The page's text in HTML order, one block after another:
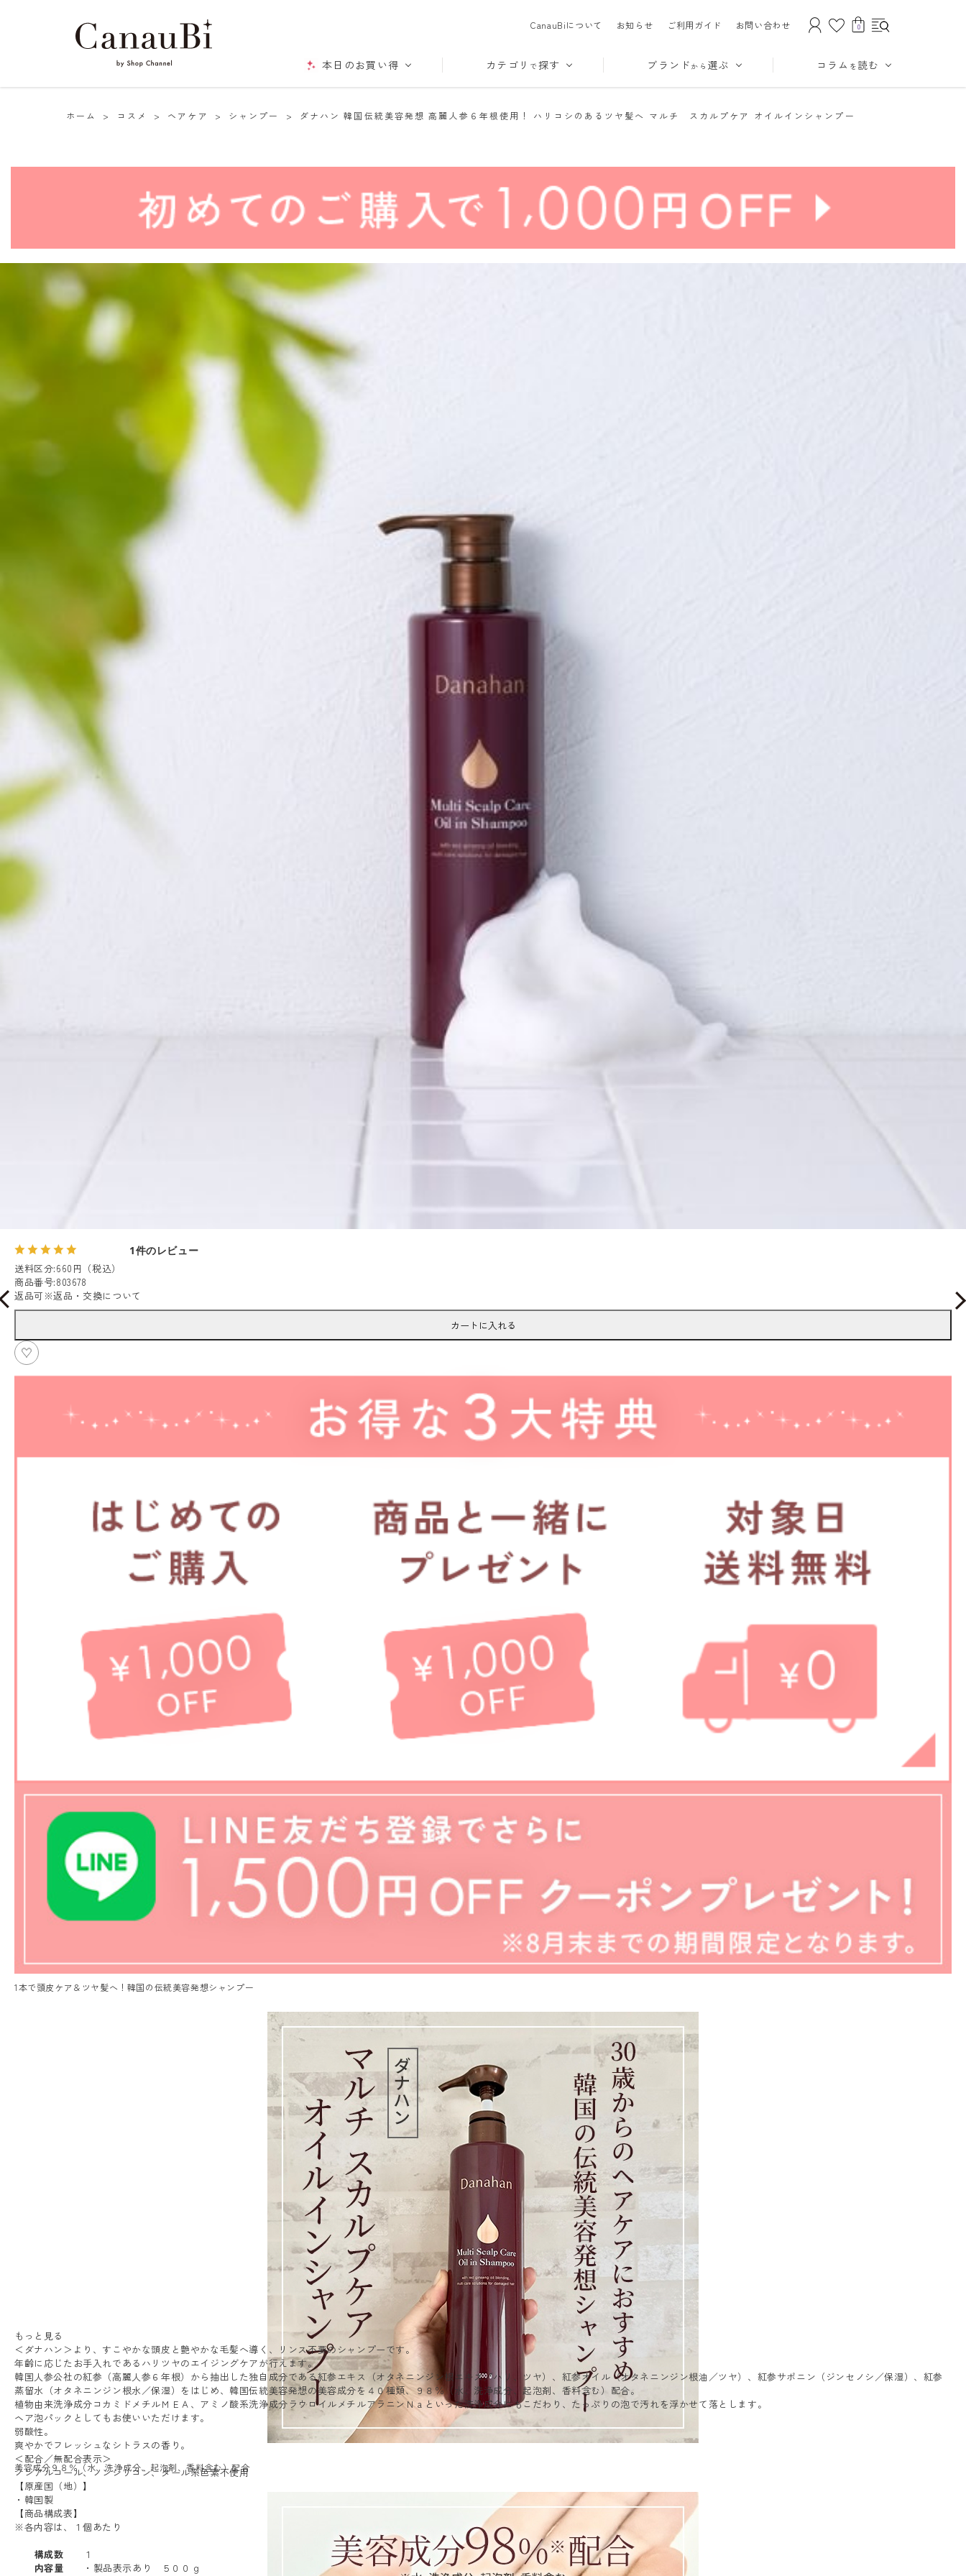
CanauBiについて お知らせ ご利用ガイド お問い合わせ 0
本日のお買い得 カテゴリ で探す ブランド から 選ぶ コラム を読む
ホーム > コスメ > ヘアケア > シャンプー > ダナハン 韓国伝統美容発想 高麗人参６年根使用！ ハリコシのあるツヤ髪へ マルチ スカルプケア オイルインシャンプー
1件のレビュー
送料区分:660円（税込）
商品番号:803678
返品可 ※返品・交換について
カートに入れる
1本で頭皮ケア＆ツヤ髪へ！韓国の伝統美容発想シャンプー
美容成分９８％（水、洗浄成分、起泡剤、香料含む）配合
もっと見る
＜ダナハン＞より、すこやかな頭皮と艶やかな毛髪へ導く、リンス不要のシャンプーです。
年齢に応じたお手入れであるハリツヤのエイジングケアが行えます。
韓国人参公社の紅参（高麗人参６年根）から抽出した独自成分である紅参エキス（オタネニンジン根エキス／ハリ、ツヤ）、紅参オイル（オタネニンジン根油／ツヤ）、紅参サポニン（ジンセノシ／保湿）、紅参
蒸留水（オタネニンジン根水／保湿）をはじめ、韓国伝統美容発想の美容成分を４０種類、９８％（水、洗浄成分、起泡剤、香料含む）配合。
植物由来洗浄成分コカミドメチルＭＥＡ、アミノ酸系洗浄成分ラウロイルメチルアラニンＮａといった洗浄成分にもこだわり、たっぷりの泡で汚れを浮かせて落とします。
ヘア泡パックとしてもお使いいただけます。
弱酸性。
爽やかでフレッシュなシトラスの香り。
＜配合／無配合表示＞
ノンアルコール、ノンシリコン、タール系色素不使用
【原産国（地）】
・韓国製
【商品構成表】
※各内容は、１個あたり
構成数
１
内容量
・製品表示あり ５００ｇ